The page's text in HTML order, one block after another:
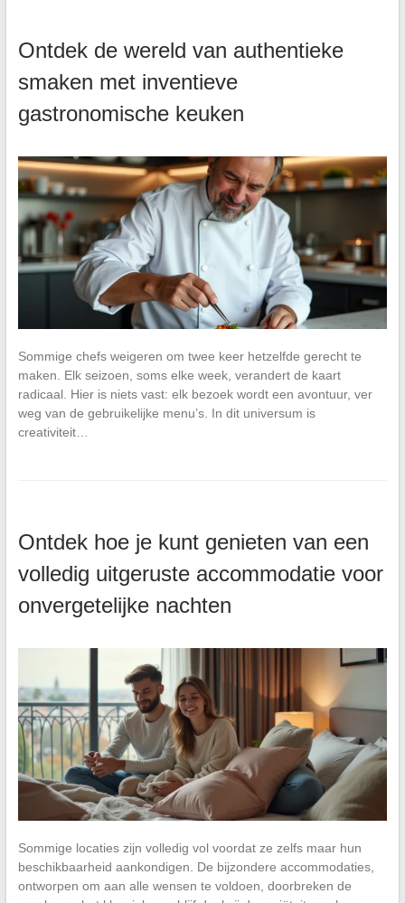
Ontdek de wereld van authentieke
smaken met inventieve
gastronomische keuken
Sommige chefs weigeren om twee keer hetzelfde gerecht te
maken. Elk seizoen, soms elke week, verandert de kaart
radicaal. Hier is niets vast: elk bezoek wordt een avontuur, ver
weg van de gebruikelijke menu’s. In dit universum is
creativiteit…
Ontdek hoe je kunt genieten van een
volledig uitgeruste accommodatie voor
onvergetelijke nachten
Sommige locaties zijn volledig vol voordat ze zelfs maar hun
beschikbaarheid aankondigen. De bijzondere accommodaties,
ontworpen om aan alle wensen te voldoen, doorbreken de